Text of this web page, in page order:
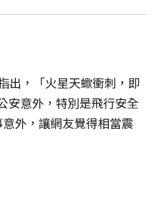
出，「火星天蠍衝刺，即
安意外，特別是飛行安全
外，讓網友覺得相當震